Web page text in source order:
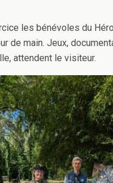
les bénévoles du
de main. Jeux,
attendent le visiteur.